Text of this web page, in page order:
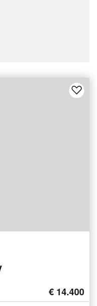
€ 14.400